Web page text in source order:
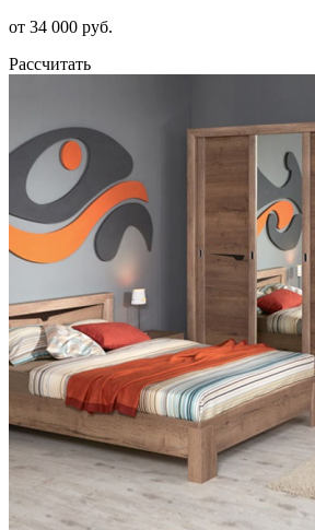
от 34 000 руб.
Рассчитать